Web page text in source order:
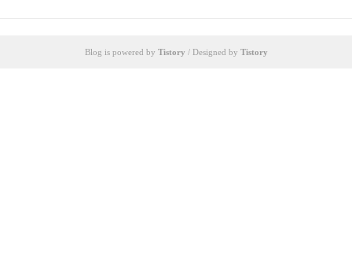
Blog is powered by Tistory / Designed by Tistory